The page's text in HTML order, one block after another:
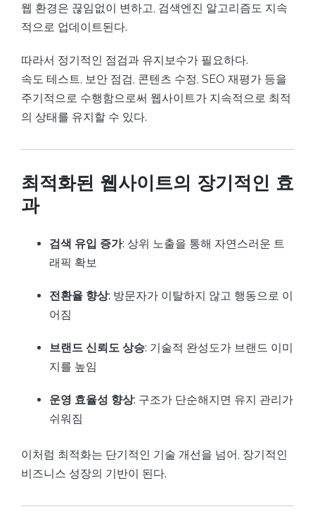
웹 환경은 끊임없이 변하고, 검색엔진 알고리즘도 지속
적으로 업데이트된다.
따라서 정기적인 점검과 유지보수가 필요하다.
속도 테스트, 보안 점검, 콘텐츠 수정, SEO 재평가 등을
주기적으로 수행함으로써 웹사이트가 지속적으로 최적
의 상태를 유지할 수 있다.
최적화된 웹사이트의 장기적인 효
과
검색 유입 증가: 상위 노출을 통해 자연스러운 트
래픽 확보
전환율 향상: 방문자가 이탈하지 않고 행동으로 이
어짐
브랜드 신뢰도 상승: 기술적 완성도가 브랜드 이미
지를 높임
운영 효율성 향상: 구조가 단순해지면 유지 관리가
쉬워짐
이처럼 최적화는 단기적인 기술 개선을 넘어, 장기적인
비즈니스 성장의 기반이 된다.